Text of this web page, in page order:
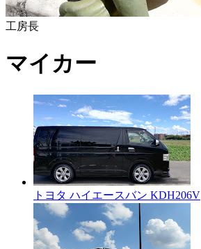
工房長
マイカー
トヨタ ハイエースバン KDH206V